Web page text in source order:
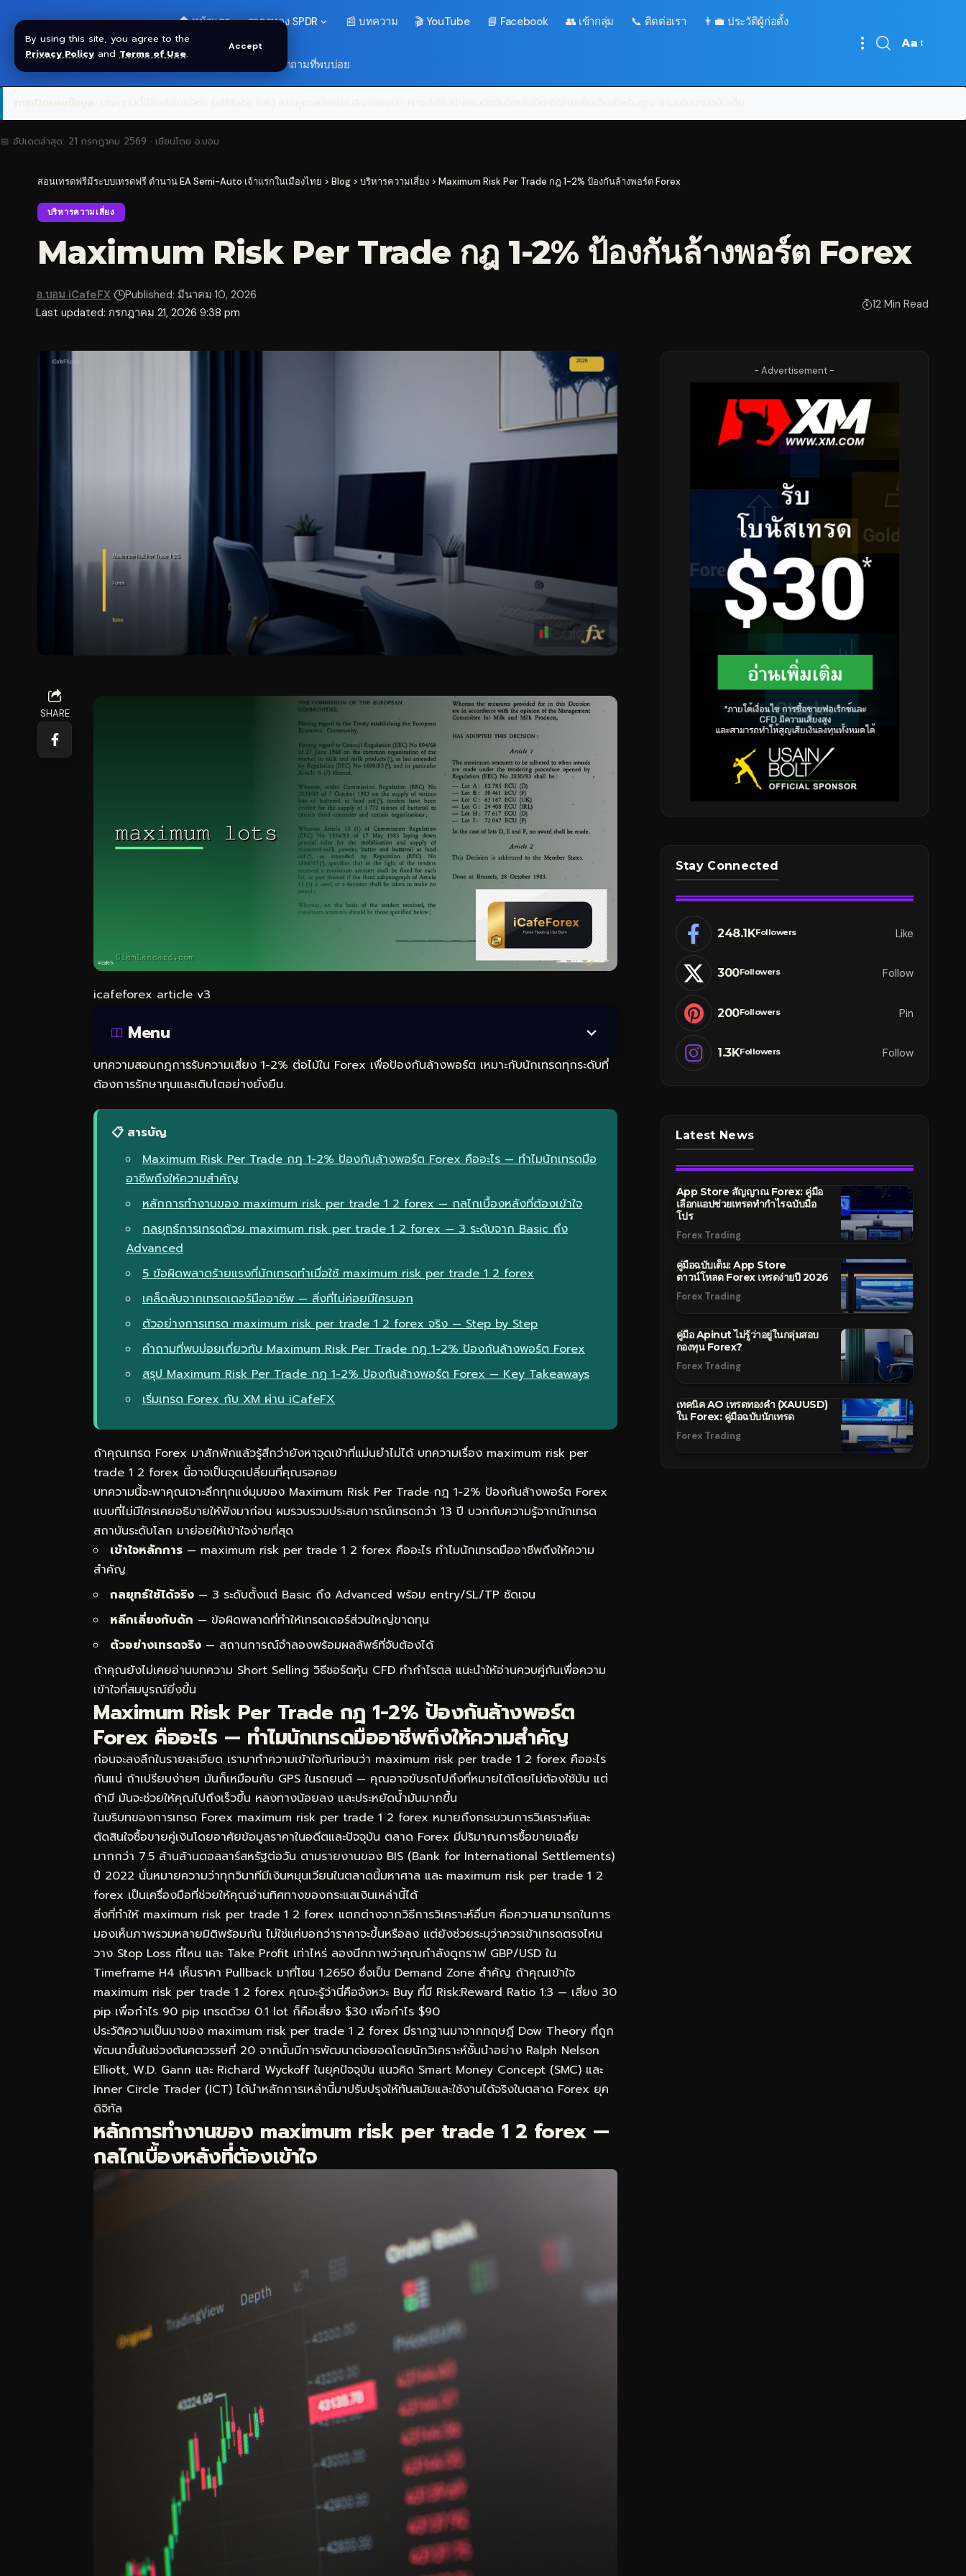
By using this site, you agree to the
Privacy Policy and Terms of Use.
Accept
🏠 หน้าแรก ราคาทอง SPDR 📰 บทความ 🎬 YouTube 📘 Facebook 👥 เข้ากลุ่ม 📞 ติดต่อเรา 👨‍💼 ประวัติผู้ก่อตั้ง
❓ คำถามที่พบบ่อย
Font
Aa
📅 อัปเดตล่าสุด: 21 กรกฎาคม 2569 · เขียนโดย อ.บอม
สอนเทรดฟรีมีระบบเทรดฟรี ตำนาน EA Semi-Auto เจ้าแรกในเมืองไทย > Blog > บริหารความเสี่ยง > Maximum Risk Per Trade กฎ 1-2% ป้องกันล้างพอร์ต Forex
บริหารความเสี่ยง
Maximum Risk Per Trade กฎ 1-2% ป้องกันล้างพอร์ต Forex
Last updated: กรกฎาคม 21, 2026 9:38 pm
อ.บอม iCafeFX Published: มีนาคม 10, 2026
12 Min Read
SHARE
icafeforex article v3
Menu
บทความสอนกฎการรับความเสี่ยง 1-2% ต่อไม้ใน Forex เพื่อป้องกันล้างพอร์ต เหมาะกับนักเทรดทุกระดับที่
ต้องการรักษาทุนและเติบโตอย่างยั่งยืน.
📋 สารบัญ
Maximum Risk Per Trade กฎ 1-2% ป้องกันล้างพอร์ต Forex คืออะไร — ทำไมนักเทรดมือ
อาชีพถึงให้ความสำคัญ
หลักการทำงานของ maximum risk per trade 1 2 forex — กลไกเบื้องหลังที่ต้องเข้าใจ
กลยุทธ์การเทรดด้วย maximum risk per trade 1 2 forex — 3 ระดับจาก Basic ถึง
Advanced
5 ข้อผิดพลาดร้ายแรงที่นักเทรดทำเมื่อใช้ maximum risk per trade 1 2 forex
เคล็ดลับจากเทรดเดอร์มืออาชีพ — สิ่งที่ไม่ค่อยมีใครบอก
ตัวอย่างการเทรด maximum risk per trade 1 2 forex จริง — Step by Step
คำถามที่พบบ่อยเกี่ยวกับ Maximum Risk Per Trade กฎ 1-2% ป้องกันล้างพอร์ต Forex
สรุป Maximum Risk Per Trade กฎ 1-2% ป้องกันล้างพอร์ต Forex — Key Takeaways
เริ่มเทรด Forex กับ XM ผ่าน iCafeFX
ถ้าคุณเทรด Forex มาสักพักแล้วรู้สึกว่ายังหาจุดเข้าที่แม่นยำไม่ได้ บทความเรื่อง maximum risk per
trade 1 2 forex นี้อาจเป็นจุดเปลี่ยนที่คุณรอคอย
บทความนี้จะพาคุณเจาะลึกทุกแง่มุมของ Maximum Risk Per Trade กฎ 1-2% ป้องกันล้างพอร์ต Forex
แบบที่ไม่มีใครเคยอธิบายให้ฟังมาก่อน ผมรวบรวมประสบการณ์เทรดกว่า 13 ปี บวกกับความรู้จากนักเทรด
สถาบันระดับโลก มาย่อยให้เข้าใจง่ายที่สุด
เข้าใจหลักการ — maximum risk per trade 1 2 forex คืออะไร ทำไมนักเทรดมืออาชีพถึงให้ความ
สำคัญ
กลยุทธ์ใช้ได้จริง — 3 ระดับตั้งแต่ Basic ถึง Advanced พร้อม entry/SL/TP ชัดเจน
หลีกเลี่ยงกับดัก — ข้อผิดพลาดที่ทำให้เทรดเดอร์ส่วนใหญ่ขาดทุน
ตัวอย่างเทรดจริง — สถานการณ์จำลองพร้อมผลลัพธ์ที่จับต้องได้
ถ้าคุณยังไม่เคยอ่านบทความ Short Selling วิธีชอร์ตหุ้น CFD ทำกำไรตล แนะนำให้อ่านควบคู่กันเพื่อความ
เข้าใจที่สมบูรณ์ยิ่งขึ้น
Maximum Risk Per Trade กฎ 1-2% ป้องกันล้างพอร์ต
Forex คืออะไร — ทำไมนักเทรดมืออาชีพถึงให้ความสำคัญ
ก่อนจะลงลึกในรายละเอียด เรามาทำความเข้าใจกันก่อนว่า maximum risk per trade 1 2 forex คืออะไร
กันแน่ ถ้าเปรียบง่ายๆ มันก็เหมือนกับ GPS ในรถยนต์ — คุณอาจขับรถไปถึงที่หมายได้โดยไม่ต้องใช้มัน แต่
ถ้ามี มันจะช่วยให้คุณไปถึงเร็วขึ้น หลงทางน้อยลง และประหยัดน้ำมันมากขึ้น
ในบริบทของการเทรด Forex maximum risk per trade 1 2 forex หมายถึงกระบวนการวิเคราะห์และ
ตัดสินใจซื้อขายคู่เงินโดยอาศัยข้อมูลราคาในอดีตและปัจจุบัน ตลาด Forex มีปริมาณการซื้อขายเฉลี่ย
มากกว่า 7.5 ล้านล้านดอลลาร์สหรัฐต่อวัน ตามรายงานของ BIS (Bank for International Settlements)
ปี 2022 นั่นหมายความว่าทุกวินาทีมีเงินหมุนเวียนในตลาดนี้มหาศาล และ maximum risk per trade 1 2
forex เป็นเครื่องมือที่ช่วยให้คุณอ่านทิศทางของกระแสเงินเหล่านี้ได้
สิ่งที่ทำให้ maximum risk per trade 1 2 forex แตกต่างจากวิธีการวิเคราะห์อื่นๆ คือความสามารถในการ
มองเห็นภาพรวมหลายมิติพร้อมกัน ไม่ใช่แค่บอกว่าราคาจะขึ้นหรือลง แต่ยังช่วยระบุว่าควรเข้าเทรดตรงไหน
วาง Stop Loss ที่ไหน และ Take Profit เท่าไหร่ ลองนึกภาพว่าคุณกำลังดูกราฟ GBP/USD ใน
Timeframe H4 เห็นราคา Pullback มาที่โซน 1.2650 ซึ่งเป็น Demand Zone สำคัญ ถ้าคุณเข้าใจ
maximum risk per trade 1 2 forex คุณจะรู้ว่านี่คือจังหวะ Buy ที่มี Risk:Reward Ratio 1:3 — เสี่ยง 30
pip เพื่อกำไร 90 pip เทรดด้วย 0.1 lot ก็คือเสี่ยง $30 เพื่อกำไร $90
ประวัติความเป็นมาของ maximum risk per trade 1 2 forex มีรากฐานมาจากทฤษฎี Dow Theory ที่ถูก
พัฒนาขึ้นในช่วงต้นศตวรรษที่ 20 จากนั้นมีการพัฒนาต่อยอดโดยนักวิเคราะห์ชั้นนำอย่าง Ralph Nelson
Elliott, W.D. Gann และ Richard Wyckoff ในยุคปัจจุบัน แนวคิด Smart Money Concept (SMC) และ
Inner Circle Trader (ICT) ได้นำหลักการเหล่านี้มาปรับปรุงให้ทันสมัยและใช้งานได้จริงในตลาด Forex ยุค
ดิจิทัล
หลักการทำงานของ maximum risk per trade 1 2 forex —
กลไกเบื้องหลังที่ต้องเข้าใจ
- Advertisement -
Stay Connected
248.1KFollowers Like
300Followers Follow
200Followers Pin
1.3KFollowers Follow
Latest News
App Store สัญญาณ Forex: คู่มือ
เลือกแอปช่วยเทรดทำกำไรฉบับมือ
โปร
Forex Trading
คู่มือฉบับเต็ม: App Store
ดาวน์โหลด Forex เทรดง่ายปี 2026
Forex Trading
คู่มือ Apinut ไม่รู้ว่าอยู่ในกลุ่มสอบ
กองทุน Forex?
Forex Trading
เทคนิค AO เทรดทองคำ (XAUUSD)
ใน Forex: คู่มือฉบับนักเทรด
Forex Trading